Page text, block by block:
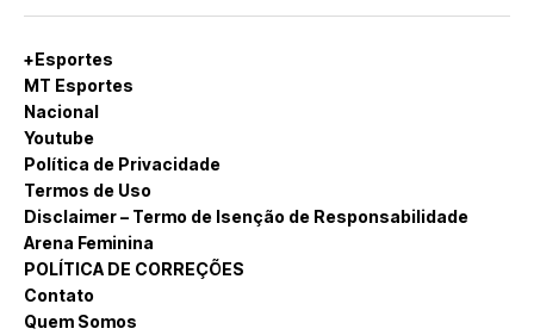
+Esportes
MT Esportes
Nacional
Youtube
Política de Privacidade
Termos de Uso
Disclaimer – Termo de Isenção de Responsabilidade
Arena Feminina
POLÍTICA DE CORREÇÕES
Contato
Quem Somos